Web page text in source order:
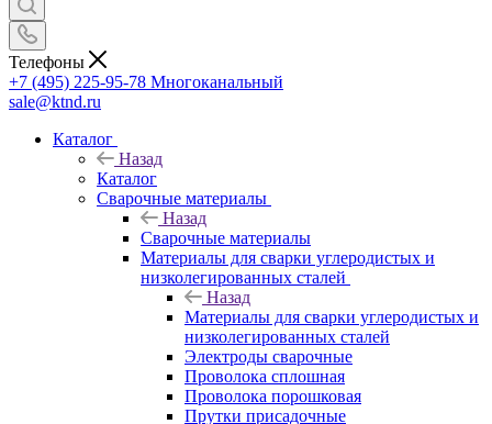
Телефоны
+7 (495) 225-95-78 Многоканальный
sale@ktnd.ru
Каталог
Назад
Каталог
Сварочные материалы
Назад
Сварочные материалы
Материалы для сварки углеродистых и
низколегированных сталей
Назад
Материалы для сварки углеродистых и
низколегированных сталей
Электроды сварочные
Проволока сплошная
Проволока порошковая
Прутки присадочные